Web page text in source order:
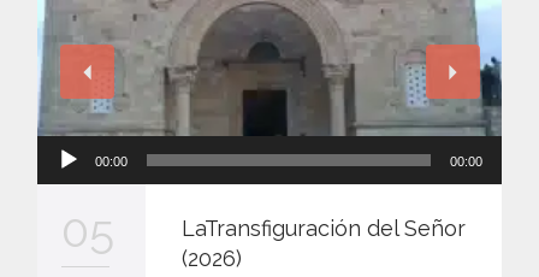
00:00 00:00
05
LaTransfiguración del Señor
(2026)